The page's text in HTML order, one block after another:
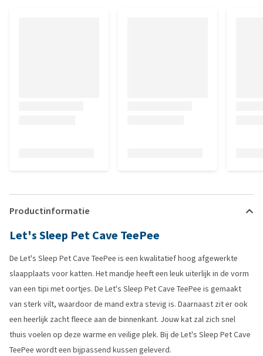
Productinformatie
Let's Sleep Pet Cave TeePee
De Let's Sleep Pet Cave TeePee is een kwalitatief hoog afgewerkte
slaapplaats voor katten. Het mandje heeft een leuk uiterlijk in de vorm
van een tipi met oortjes. De Let's Sleep Pet Cave TeePee is gemaakt
van sterk vilt, waardoor de mand extra stevig is. Daarnaast zit er ook
een heerlijk zacht fleece aan de binnenkant. Jouw kat zal zich snel
thuis voelen op deze warme en veilige plek. Bij de Let's Sleep Pet Cave
TeePee wordt een bijpassend kussen geleverd.